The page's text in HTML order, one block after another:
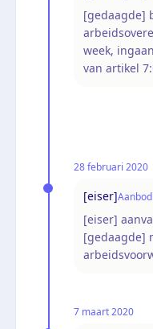
[gedaagde]
week,
van artikel
28 februari 2020
[eiser]
[eiser]
[gedaagde]
7 maart 2020